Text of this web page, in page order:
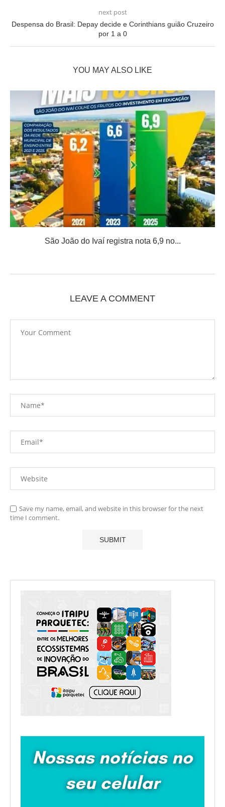
next post
Despensa do Brasil: Depay decide e Corinthians guião Cruzeiro
por 1 a 0
YOU MAY ALSO LIKE
São João do Ivaí registra nota 6,9 no...
LEAVE A COMMENT
Save my name, email, and website in this browser for the next
time I comment.